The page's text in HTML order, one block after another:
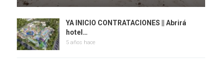
YA INICIO CONTRATACIONES || Abrirá
hotel…
5 años hace